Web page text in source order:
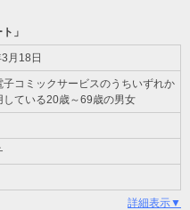
」
月18日
子コミックサービスのうちいずれか
している20歳～69歳の男女
詳細表示▼